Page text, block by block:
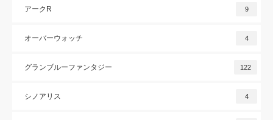
アークR 9
オーバーウォッチ 4
グランブルーファンタジー 122
シノアリス 4